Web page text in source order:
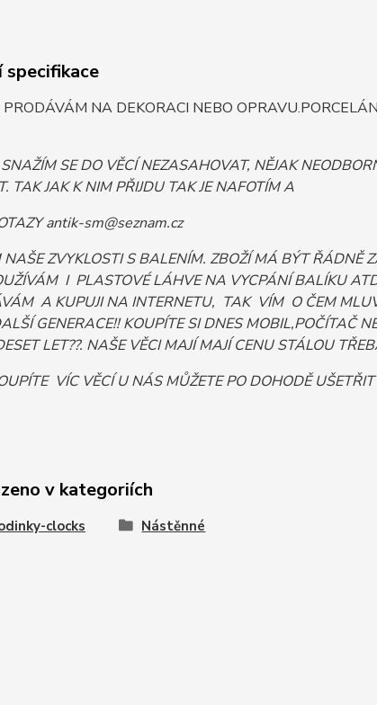
PRODÁVÁM NA DEKORACI NEBO
SE DO VĚCÍ NEZASAHOVAT, NĚJAK
TAK JAK K NIM PŘIJDU TAK JE NAFOTÍM A
antik-sm@seznam.cz
ZVYKLOSTI S BALENÍM. ZBOŽÍ MÁ BÝT
I PLASTOVÉ LÁHVE NA VYCPÁNÍ BALÍKU
A KUPUJI NA INTERNETU, TAK VÍM O ČEM
GENERACE!! KOUPÍTE SI DNES MOBIL,POČÍTAČ
LET??. NAŠE VĚCI MAJÍ MAJÍ CENU STÁLOU
VÍC VĚCÍ U NÁS MŮŽETE PO DOHODĚ
v kategoriích
clocks Nástěnné